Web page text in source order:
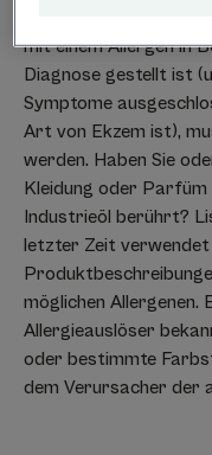
mit einem Allergen in
Diagnose gestellt ist
Symptome
Art von Ekzem ist),
werden. Haben Sie
Kleidung oder
Industrieöl berührt?
letzter Zeit verwendet
möglichen Allergenen.
Allergieauslöser
oder bestimmte
dem Verursacher der